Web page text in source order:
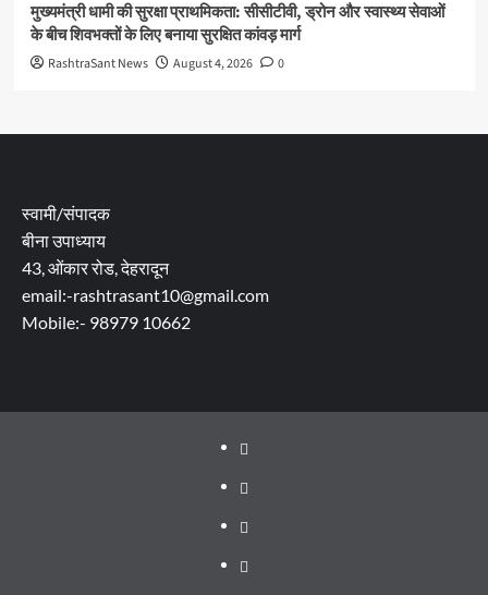
मुख्यमंत्री धामी की सुरक्षा प्राथमिकता: सीसीटीवी, ड्रोन और स्वास्थ्य सेवाओं
के बीच शिवभक्तों के लिए बनाया सुरक्षित कांवड़ मार्ग
RashtraSant News August 4, 2026 0
स्वामी/संपादक
बीना उपाध्याय
43, ओंकार रोड, देहरादून
email:-rashtrasant10@gmail.com
Mobile:- 98979 10662
About
WEB
SERIES
TO
Dehradun
Smart
Life